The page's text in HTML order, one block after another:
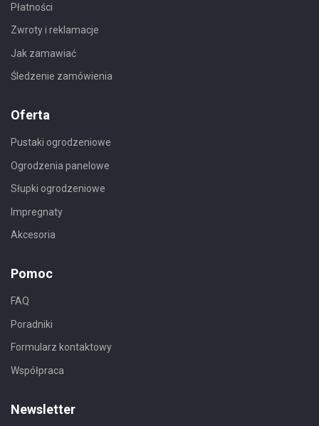
Płatności
Zwroty i reklamacje
Jak zamawiać
Śledzenie zamówienia
Oferta
Pustaki ogrodzeniowe
Ogrodzenia panelowe
Słupki ogrodzeniowe
Impregnaty
Akcesoria
Pomoc
FAQ
Poradniki
Formularz kontaktowy
Współpraca
Newsletter